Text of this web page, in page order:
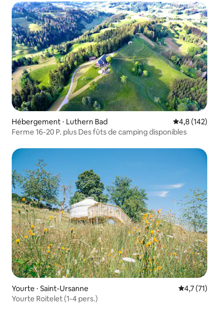
Hébergement ⋅ Luthern Bad Évaluation
4,8 (142)
Ferme 16-20 P. plus Des fûts de camping disponibles
Yourte ⋅ Saint-Ursanne Évaluation
4,7 (71)
Yourte Roitelet (1-4 pers.)